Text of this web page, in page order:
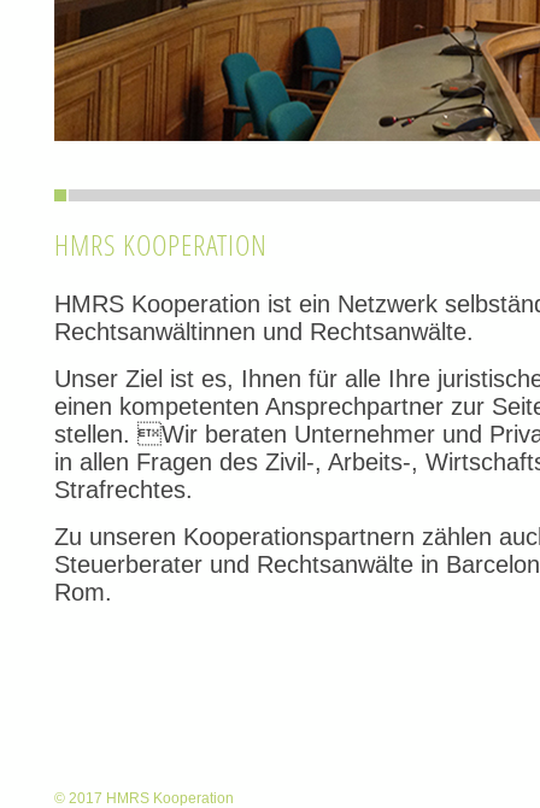
HMRS KOOPERATION
HMRS Kooperation ist ein Netzwerk
Rechtsanwältinnen und Rechtsanwälte.
Unser Ziel ist es, Ihnen für alle Ihre
einen kompetenten Ansprechpartner zur
stellen. Wir beraten Unternehmer und
in allen Fragen des Zivil-, Arbeits-,
Strafrechtes.
Zu unseren Kooperationspartnern zählen
Steuerberater und Rechtsanwälte in
Rom.
© 2017 HMRS Kooperation